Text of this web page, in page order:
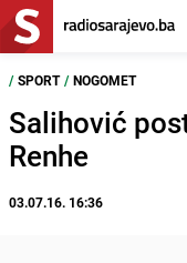
/ SPORT / NOGOMET
Salihović
Renhe
03.07.16. 16:36